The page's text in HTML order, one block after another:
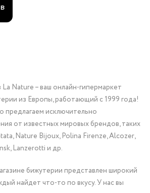
Nature – ваш онлайн-гипермаркет
из Европы, работающий с 1999 года!
предлагаем исключительно
от известных мировых брендов, таких
Nature Bijoux, Polina Firenze, Alcozer,
Lanzerotti и др.
бижутерии представлен широкий
найдет что-то по вкусу. У нас вы